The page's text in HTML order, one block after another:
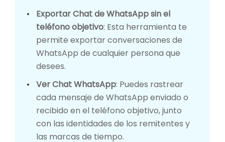
Exportar Chat de WhatsApp sin el
teléfono objetivo: Esta herramienta te
permite exportar conversaciones de
WhatsApp de cualquier persona que
desees.
Ver Chat WhatsApp: Puedes rastrear
cada mensaje de WhatsApp enviado o
recibido en el teléfono objetivo, junto
con las identidades de los remitentes y
las marcas de tiempo.